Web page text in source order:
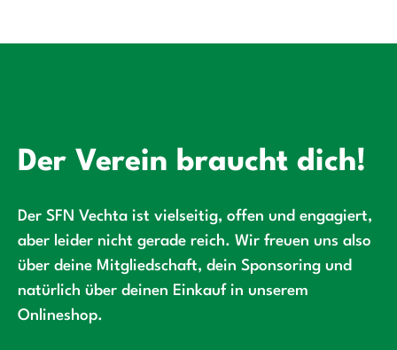
Der Verein braucht dich!
Der SFN Vechta ist vielseitig, offen und engagiert,
aber leider nicht gerade reich. Wir freuen uns also
über deine Mitgliedschaft, dein Sponsoring und
natürlich über deinen Einkauf in unserem
Onlineshop.